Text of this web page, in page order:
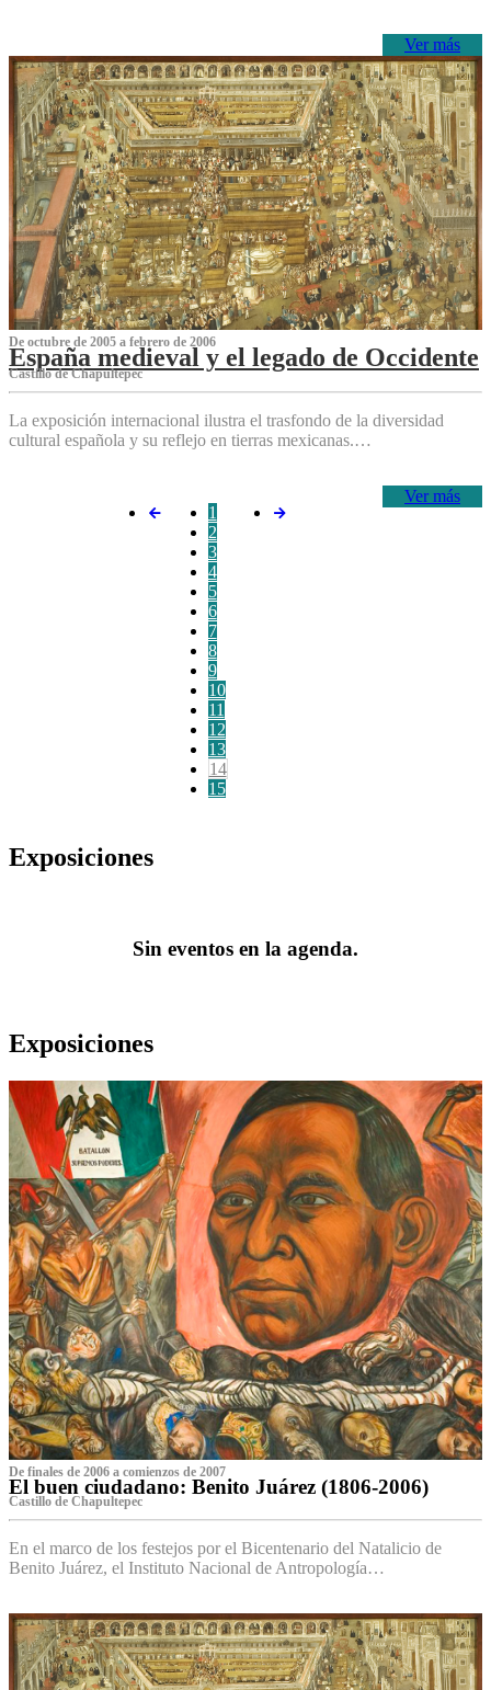
Ver más
De octubre de 2005 a febrero de 2006
España medieval y el legado de Occidente
Castillo de Chapultepec
La exposición internacional ilustra el trasfondo de la diversidad
cultural española y su reflejo en tierras mexicanas.…
Ver más
1
2
3
4
5
6
7
8
9
10
11
12
13
14
15
Exposiciones
Sin eventos en la agenda.
Exposiciones
De finales de 2006 a comienzos de 2007
El buen ciudadano: Benito Juárez (1806-2006)
Castillo de Chapultepec
En el marco de los festejos por el Bicentenario del Natalicio de
Benito Juárez, el Instituto Nacional de Antropología…